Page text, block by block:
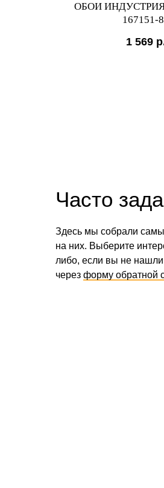
ОБОИ
167151-
1 569
Часто
Здесь мы собрали
на них. Выберите
либо, если вы не нашли
через форму обратной